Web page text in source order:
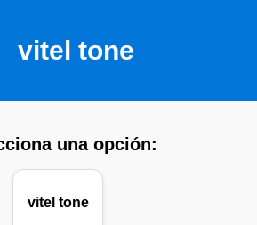
vitel tone
una opción:
vitel tone